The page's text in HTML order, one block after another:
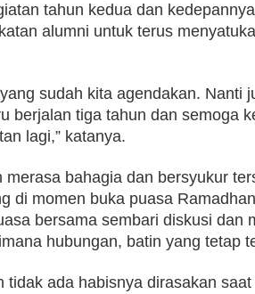
tahun kedua dan
alumni untuk terus
sudah kita agendakan. Nanti
berjalan tiga tahun dan semoga
lagi,” katanya.
merasa bahagia dan bersyukur
di momen buka puasa
bersama sembari diskusi dan
hubungan, batin yang tetap
tidak ada habisnya dirasakan saat